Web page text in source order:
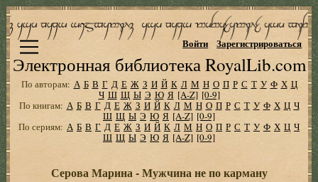
Электронная библиотека RoyalLib.com
Войти Зарегистрироваться
По авторам: А Б В Г Д Е Ж З И Й К Л М Н О П Р С Т У Ф Х Ц
Ч Ш Щ Ы Э Ю Я [A-Z] [0-9]
По книгам: А Б В Г Д Е Ж З И Й К Л М Н О П Р С Т У Ф Х Ц Ч
Ш Щ Ы Э Ю Я [A-Z] [0-9]
По сериям: А Б В Г Д Е Ж З И Й К Л М Н О П Р С Т У Ф Х Ц Ч
Ш Щ Ы Э Ю Я [A-Z] [0-9]
Серова Марина - Мужчина не по карману